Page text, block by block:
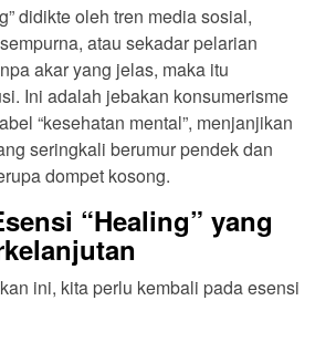
didikte oleh tren media sosial,
atau sekadar pelarian
akar yang jelas, maka itu
Ini adalah jebakan konsumerisme
“kesehatan mental”, menjanjikan
seringkali berumur pendek dan
dompet kosong.
“Healing” yang
ini, kita perlu kembali pada esensi